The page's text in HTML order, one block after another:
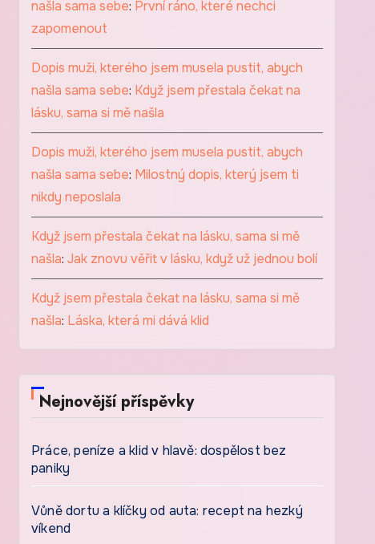
našla sama sebe: První ráno, které nechci
zapomenout
Dopis muži, kterého jsem musela pustit, abych
našla sama sebe: Když jsem přestala čekat na
lásku, sama si mě našla
Dopis muži, kterého jsem musela pustit, abych
našla sama sebe: Milostný dopis, který jsem ti
nikdy neposlala
Když jsem přestala čekat na lásku, sama si mě
našla: Jak znovu věřit v lásku, když už jednou bolí
Když jsem přestala čekat na lásku, sama si mě
našla: Láska, která mi dává klid
Nejnovější příspěvky
Práce, peníze a klid v hlavě: dospělost bez
paniky
Vůně dortu a klíčky od auta: recept na hezký
víkend